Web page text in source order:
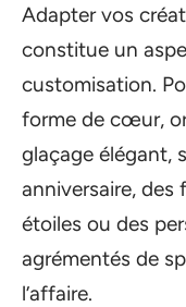
Adapter vos
constitue un
customisation.
forme de cœur,
glaçage élégant,
anniversaire, des
étoiles ou des
agrémentés de
l’affaire.